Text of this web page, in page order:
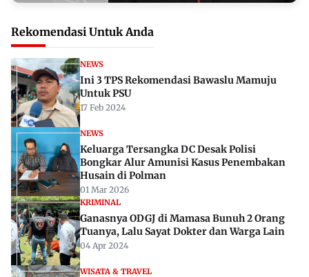
Rekomendasi Untuk Anda
NEWS
Ini 3 TPS Rekomendasi Bawaslu Mamuju
Untuk PSU
17 Feb 2024
NEWS
Keluarga Tersangka DC Desak Polisi
Bongkar Alur Amunisi Kasus Penembakan
Husain di Polman
01 Mar 2026
KRIMINAL
Ganasnya ODGJ di Mamasa Bunuh 2 Orang
Tuanya, Lalu Sayat Dokter dan Warga Lain
04 Apr 2024
WISATA & TRAVEL